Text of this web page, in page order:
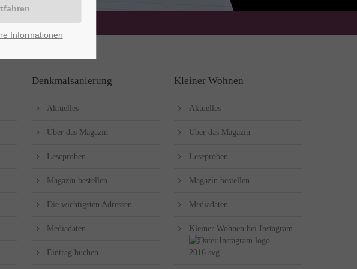
Denkmalsanierung
Aktuelles
Über das Magazin
Leseproben
Magazin bestellen
Die wichtigsten Adressen
Mediadaten
Eintrag buchen
Kleiner Wohnen
Aktuelles
Über das Magazin
Leseproben
Magazin bestellen
Mediadaten
Kleiner Wohnen bei Instagram
Informationen